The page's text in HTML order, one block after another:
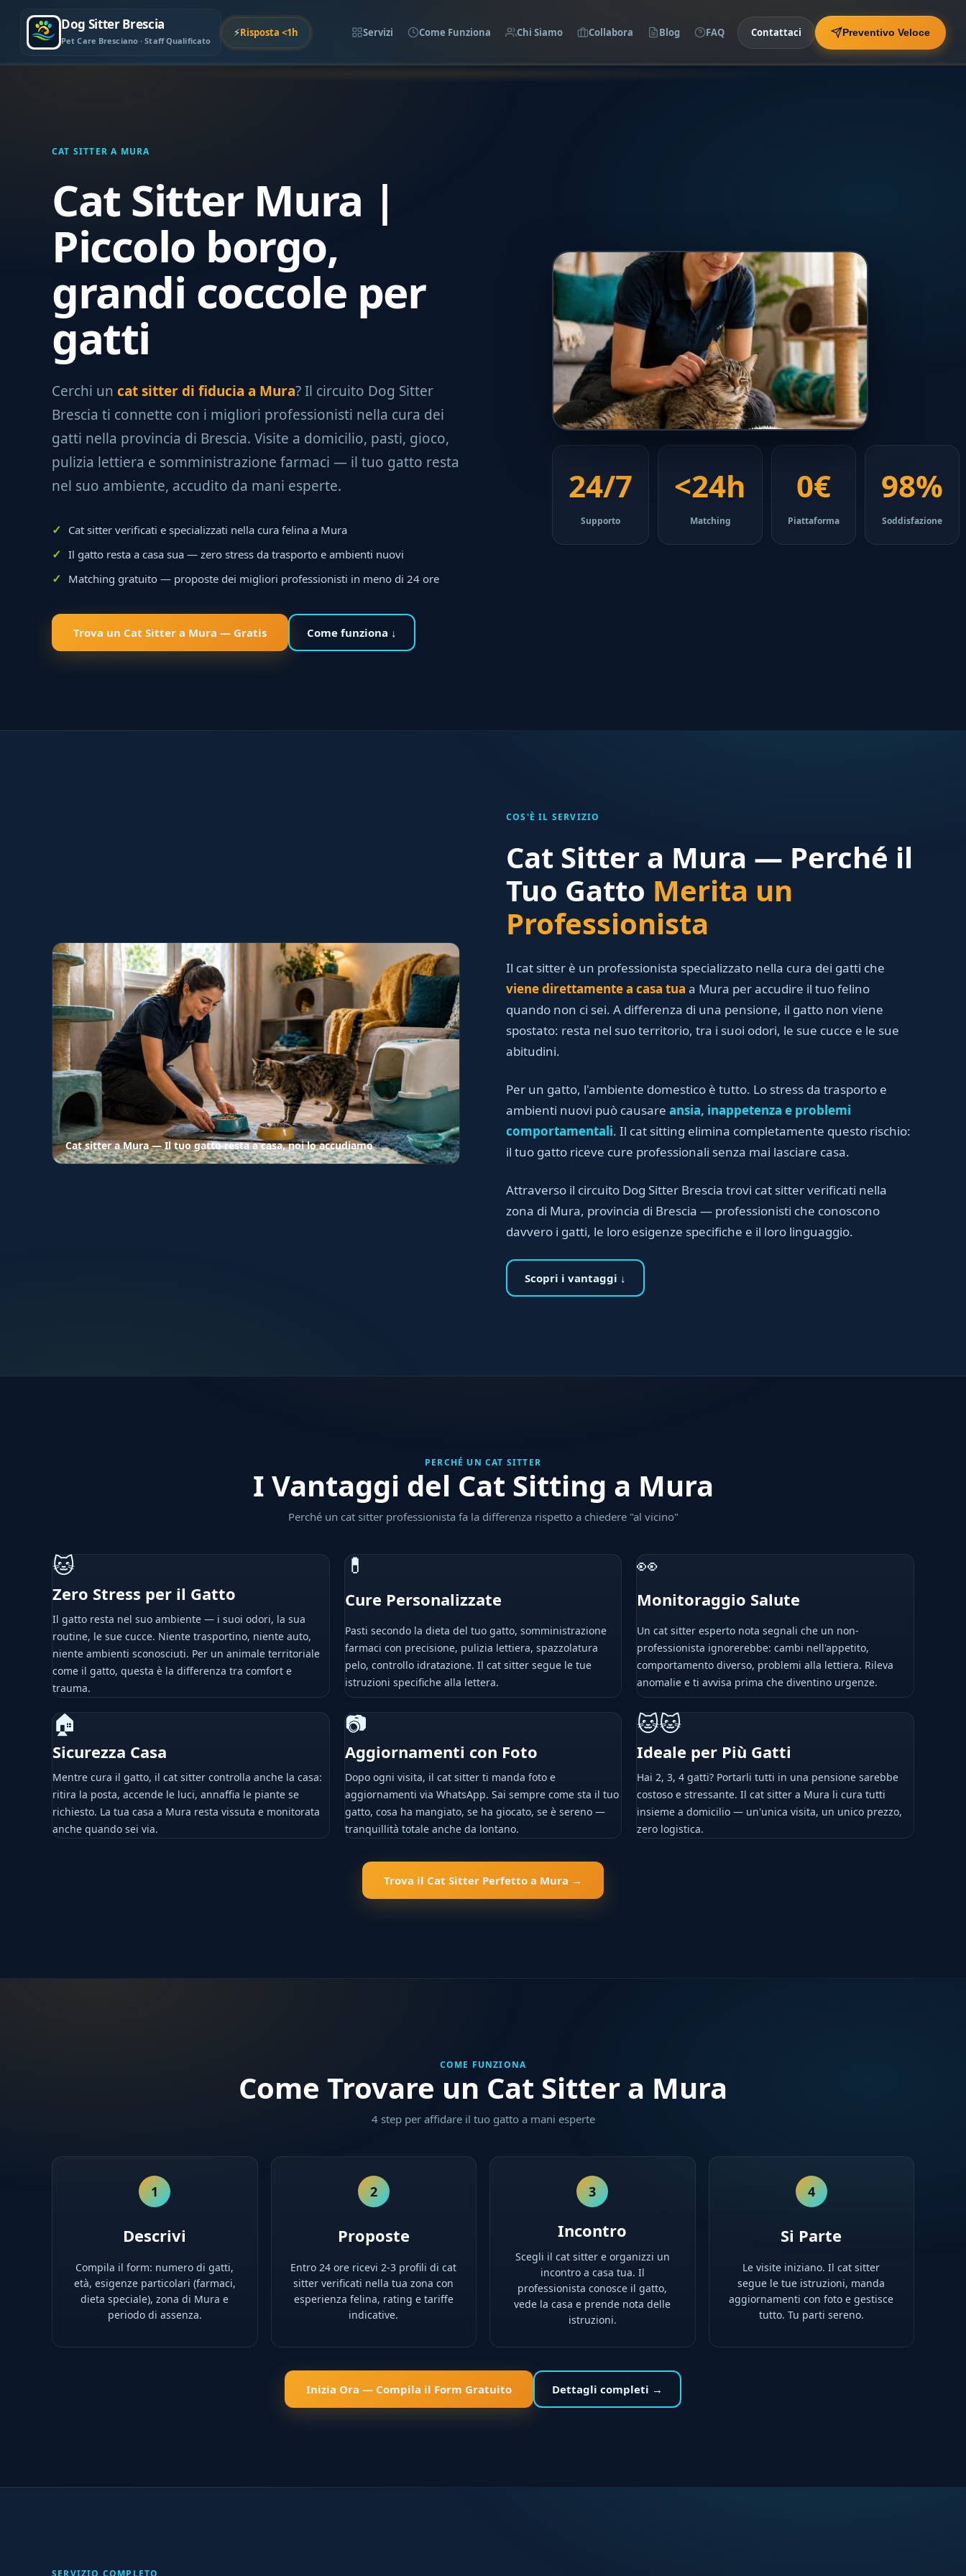
Dog Sitter Brescia
Pet Care Bresciano · Staff Qualificato
⚡Risposta <1h Servizi Come Funziona Chi Siamo Collabora Blog FAQ Contattaci Preventivo Veloce
CAT SITTER A MURA
Cat Sitter Mura |
Piccolo borgo,
grandi coccole per
gatti
Cerchi un cat sitter di fiducia a Mura? Il circuito Dog Sitter
Brescia ti connette con i migliori professionisti nella cura dei
gatti nella provincia di Brescia. Visite a domicilio, pasti, gioco,
pulizia lettiera e somministrazione farmaci — il tuo gatto resta
nel suo ambiente, accudito da mani esperte.
Cat sitter verificati e specializzati nella cura felina a Mura
Il gatto resta a casa sua — zero stress da trasporto e ambienti nuovi
Matching gratuito — proposte dei migliori professionisti in meno di 24 ore
Trova un Cat Sitter a Mura — Gratis Come funziona ↓
24/7
Supporto
<24h
Matching
0€
Piattaforma
98%
Soddisfazione
Cat sitter a Mura — Il tuo gatto resta a casa, noi lo accudiamo
COS'È IL SERVIZIO
Cat Sitter a Mura — Perché il
Tuo Gatto Merita un
Professionista
Il cat sitter è un professionista specializzato nella cura dei gatti che
viene direttamente a casa tua a Mura per accudire il tuo felino
quando non ci sei. A differenza di una pensione, il gatto non viene
spostato: resta nel suo territorio, tra i suoi odori, le sue cucce e le sue
abitudini.
Per un gatto, l'ambiente domestico è tutto. Lo stress da trasporto e
ambienti nuovi può causare ansia, inappetenza e problemi
comportamentali. Il cat sitting elimina completamente questo rischio:
il tuo gatto riceve cure professionali senza mai lasciare casa.
Attraverso il circuito Dog Sitter Brescia trovi cat sitter verificati nella
zona di Mura, provincia di Brescia — professionisti che conoscono
davvero i gatti, le loro esigenze specifiche e il loro linguaggio.
Scopri i vantaggi ↓
PERCHÉ UN CAT SITTER
I Vantaggi del Cat Sitting a Mura
Perché un cat sitter professionista fa la differenza rispetto a chiedere "al vicino"
🐱
Zero Stress per il Gatto
Il gatto resta nel suo ambiente — i suoi odori, la sua
routine, le sue cucce. Niente trasportino, niente auto,
niente ambienti sconosciuti. Per un animale territoriale
come il gatto, questa è la differenza tra comfort e
trauma.
💊
Cure Personalizzate
Pasti secondo la dieta del tuo gatto, somministrazione
farmaci con precisione, pulizia lettiera, spazzolatura
pelo, controllo idratazione. Il cat sitter segue le tue
istruzioni specifiche alla lettera.
👀
Monitoraggio Salute
Un cat sitter esperto nota segnali che un non-
professionista ignorerebbe: cambi nell'appetito,
comportamento diverso, problemi alla lettiera. Rileva
anomalie e ti avvisa prima che diventino urgenze.
🏠
Sicurezza Casa
Mentre cura il gatto, il cat sitter controlla anche la casa:
ritira la posta, accende le luci, annaffia le piante se
richiesto. La tua casa a Mura resta vissuta e monitorata
anche quando sei via.
📷
Aggiornamenti con Foto
Dopo ogni visita, il cat sitter ti manda foto e
aggiornamenti via WhatsApp. Sai sempre come sta il tuo
gatto, cosa ha mangiato, se ha giocato, se è sereno —
tranquillità totale anche da lontano.
🐱🐱
Ideale per Più Gatti
Hai 2, 3, 4 gatti? Portarli tutti in una pensione sarebbe
costoso e stressante. Il cat sitter a Mura li cura tutti
insieme a domicilio — un'unica visita, un unico prezzo,
zero logistica.
Trova il Cat Sitter Perfetto a Mura →
COME FUNZIONA
Come Trovare un Cat Sitter a Mura
4 step per affidare il tuo gatto a mani esperte
1
Descrivi
Compila il form: numero di gatti,
età, esigenze particolari (farmaci,
dieta speciale), zona di Mura e
periodo di assenza.
2
Proposte
Entro 24 ore ricevi 2-3 profili di cat
sitter verificati nella tua zona con
esperienza felina, rating e tariffe
indicative.
3
Incontro
Scegli il cat sitter e organizzi un
incontro a casa tua. Il
professionista conosce il gatto,
vede la casa e prende nota delle
istruzioni.
4
Si Parte
Le visite iniziano. Il cat sitter
segue le tue istruzioni, manda
aggiornamenti con foto e gestisce
tutto. Tu parti sereno.
Inizia Ora — Compila il Form Gratuito Dettagli completi →
SERVIZIO COMPLETO